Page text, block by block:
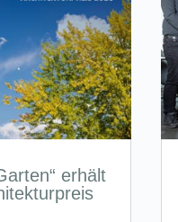
erhält